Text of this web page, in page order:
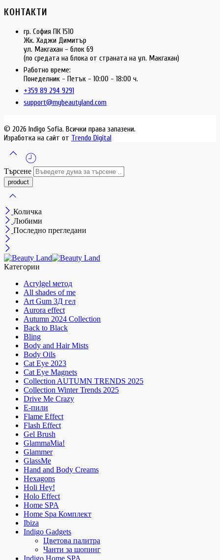
КОНТАКТИ
гр. София ПК 1510
Жк. Хаджи Димитър
ул. Макгахан - блок 69
(по средата на блока от страната на ул. Макгахан)
Работно време:
Понеделник - Петък - 10:00 - 18:00 ч.
+359 89 294 9291
support@mybeautyland.com
© 2026 Indigo Sofia. Всички права запазени.
Изработка на сайт от Trendo Digital
Търсене
Количка
Любими
Последно прегледани
Категории
Acrylgel метод
All shades of me
Art Gum 3Д гел
Aurora effect
Autumn 2024 Collection
Back to Black
Bling
Body and Hair Mists
Body Oils
Cat Eye 2023
Cat Eye Magnets
Collection AUTUMN TRENDS 2025
Collection Winter Trends 2025
Drive Me Crazy
E-пили
Flame Effect
Flash Effect
Gel Brush
GlammaMia!
Glammer
GlassMe
Hand and Body Creams
Hexagons
Holi Hey!
Holo Effect
Home SPA
Home Spa Комплект
Ibiza
Indigo Gadgets
Цветова палитра
Чанти за шопинг